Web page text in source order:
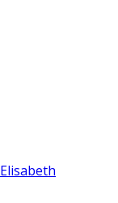
Elisabeth